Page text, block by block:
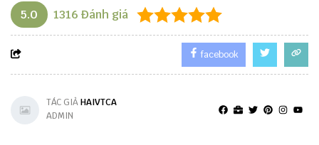
5.0 1316 Đánh giá
facebook
TÁC GIẢHAIVTCA
ADMIN